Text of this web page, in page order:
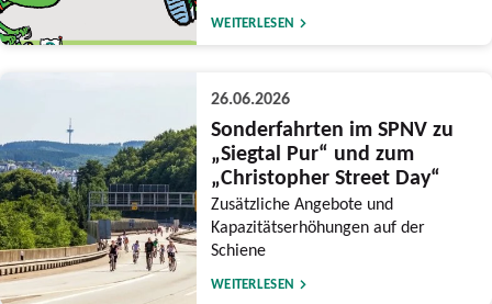
WEITERLESEN
26.06.2026
Sonderfahrten im SPNV zu
„Siegtal Pur“ und zum
„Christopher Street Day“
Zusätzliche Angebote und
Kapazitätserhöhungen auf der
Schiene
WEITERLESEN